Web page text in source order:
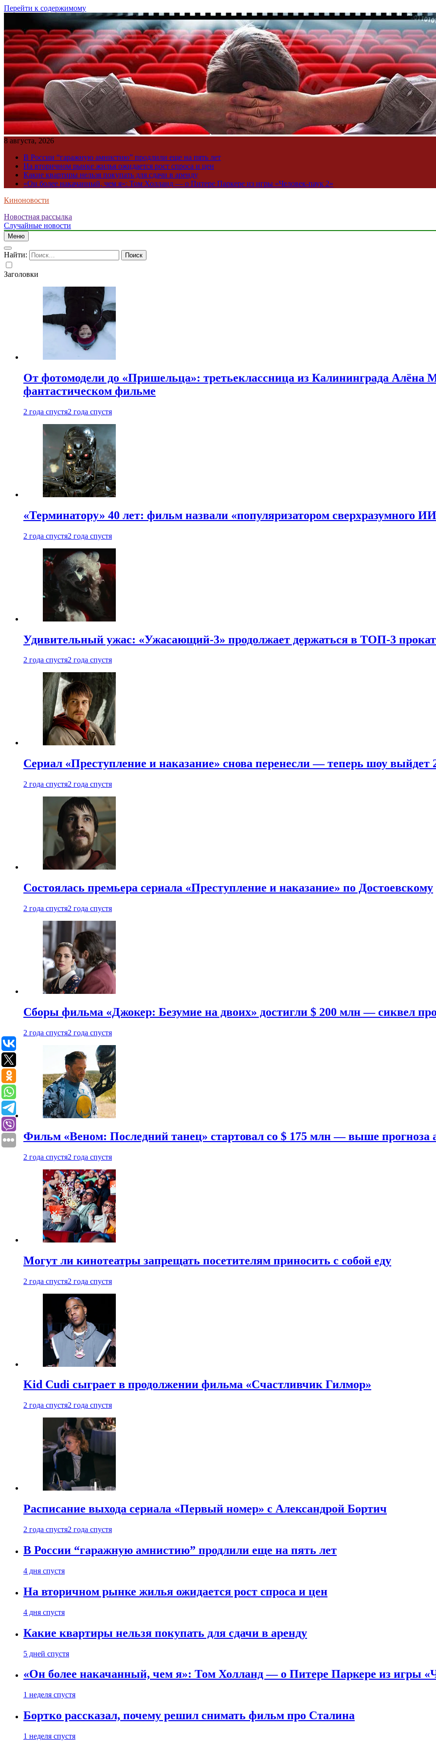
Перейти к содержимому
8 августа, 2026
В России “гаражную амнистию” продлили еще на пять лет
На вторичном рынке жилья ожидается рост спроса и цен
Какие квартиры нельзя покупать для сдачи в аренду
«Он более накачанный, чем я»: Том Холланд — о Питере Паркере из игры «Человек-паук 2»
Киноновости
Новостная рассылка
Случайные новости
Меню
Найти:
Заголовки
От фотомодели до «Пришельца»: третьеклассница из Калининграда Алёна
фантастическом фильме
2 года спустя2 года спустя
«Терминатору» 40 лет: фильм назвали «популяризатором сверхразумного
2 года спустя2 года спустя
Удивительный ужас: «Ужасающий-3» продолжает держаться в ТОП-3
2 года спустя2 года спустя
Сериал «Преступление и наказание» снова перенесли — теперь шоу выйдет
2 года спустя2 года спустя
Состоялась премьера сериала «Преступление и наказание» по Достоевскому
2 года спустя2 года спустя
Сборы фильма «Джокер: Безумие на двоих» достигли $ 200 млн — сиквел
2 года спустя2 года спустя
Фильм «Веном: Последний танец» стартовал со $ 175 млн — выше прогноза
2 года спустя2 года спустя
Могут ли кинотеатры запрещать посетителям приносить с собой еду
2 года спустя2 года спустя
Kid Cudi сыграет в продолжении фильма «Счастливчик Гилмор»
2 года спустя2 года спустя
Расписание выхода сериала «Первый номер» с Александрой Бортич
2 года спустя2 года спустя
В России “гаражную амнистию” продлили еще на пять лет
4 дня спустя
На вторичном рынке жилья ожидается рост спроса и цен
4 дня спустя
Какие квартиры нельзя покупать для сдачи в аренду
5 дней спустя
«Он более накачанный, чем я»: Том Холланд — о Питере Паркере из игры
1 неделя спустя
Бортко рассказал, почему решил снимать фильм про Сталина
1 неделя спустя